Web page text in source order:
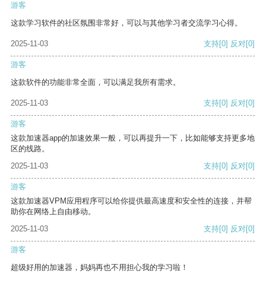
游客
这款学习软件的社区氛围非常好，可以与其他学习者交流学习心得。
2025-11-03 支持[0] 反对[0]
游客
这款软件的功能非常全面，可以满足我所有需求。
2025-11-03 支持[0] 反对[0]
游客
这款加速器app的加速效果一般，可以再提升一下，比如能够支持更多地
区的线路。
2025-11-03
支持[0] 反对[0]
游客
这款加速器VPM应用程序可以给你提供最高速度和安全性的连接，并帮
助你在网络上自由移动。
2025-11-03
支持[0] 反对[0]
游客
超级好用的加速器，妈妈再也不用担心我的学习啦！